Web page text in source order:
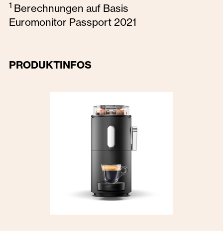
1 Berechnungen auf Basis
Euromonitor Passport 2021
PRODUKTINFOS